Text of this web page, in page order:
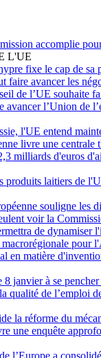
accomplie
L'UE
fixe le cap de sa
faire avancer les
de l’UE souhaite
l’Union de
l'UE entend
livre une centrale
milliards d'euros
produits laitiers de
souligne les
voir la
de dynamiser
pour
en matière
8 janvier à se
de l’emploi
la réforme du
une enquête